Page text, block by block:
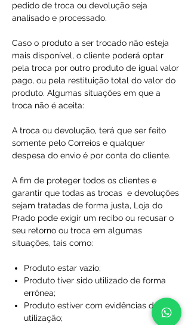
pedido de troca ou devolução seja
analisado e processado.
Caso o produto a ser trocado não esteja
mais disponível, o cliente poderá optar
pela troca por outro produto de igual valor
pago, ou pela restituição total do valor do
produto. Algumas situações em que a
troca não é aceita:
A troca ou devolução, terá que ser feito
somente pelo Correios e qualquer
despesa do envio é por conta do cliente.
A fim de proteger todos os clientes e
garantir que todas as trocas e devoluções
sejam tratadas de forma justa, Loja do
Prado pode exigir um recibo ou recusar o
seu retorno ou troca em algumas
situações, tais como:
Produto estar vazio;
Produto tiver sido utilizado de forma
errônea;
Produto estiver com evidências de
utilização;